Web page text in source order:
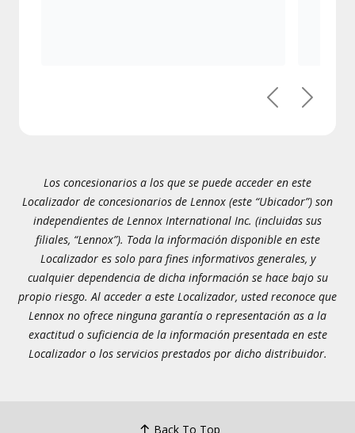
PreviousNext
Los concesionarios a los que se puede acceder en este
Localizador de concesionarios de Lennox (este “Ubicador”) son
independientes de Lennox International Inc. (incluidas sus
filiales, “Lennox”). Toda la información disponible en este
Localizador es solo para fines informativos generales, y
cualquier dependencia de dicha información se hace bajo su
propio riesgo. Al acceder a este Localizador, usted reconoce que
Lennox no ofrece ninguna garantía o representación as a la
exactitud o suficiencia de la información presentada en este
Localizador o los servicios prestados por dicho distribuidor.
Back To Top